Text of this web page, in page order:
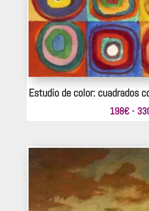
Estudio de color: cuadrados
198€ -